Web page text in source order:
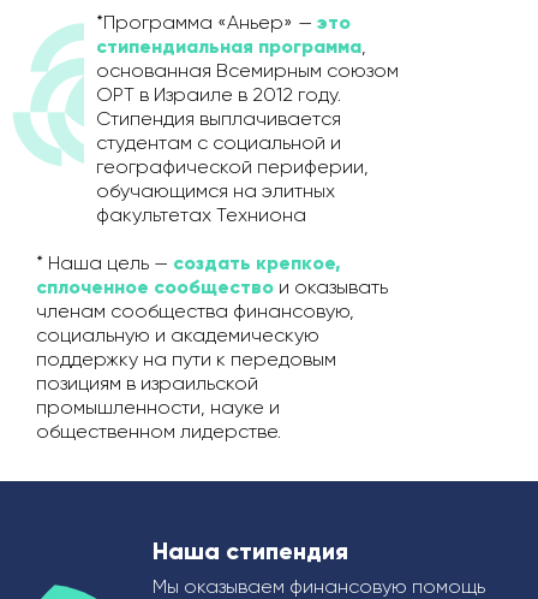
*Программа «Аньер» — это
стипендиальная программа,
основанная Всемирным союзом
ОРТ в Израиле в 2012 году.
Стипендия выплачивается
студентам с социальной и
географической периферии,
обучающимся на элитных
факультетах Техниона
* Наша цель — создать крепкое,
сплоченное сообщество и оказывать
членам сообщества финансовую,
социальную и академическую
поддержку на пути к передовым
позициям в израильской
промышленности, науке и
общественном лидерстве.
Наша стипендия
Мы оказываем финансовую помощь